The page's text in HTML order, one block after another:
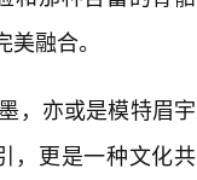
融合。
，亦或是模特眉宇
，更是一种文化共